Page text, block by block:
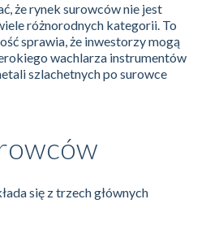
że rynek surowców nie jest
różnorodnych kategorii. To
sprawia, że inwestorzy mogą
wachlarza instrumentów
szlachetnych po surowce
się z trzech głównych